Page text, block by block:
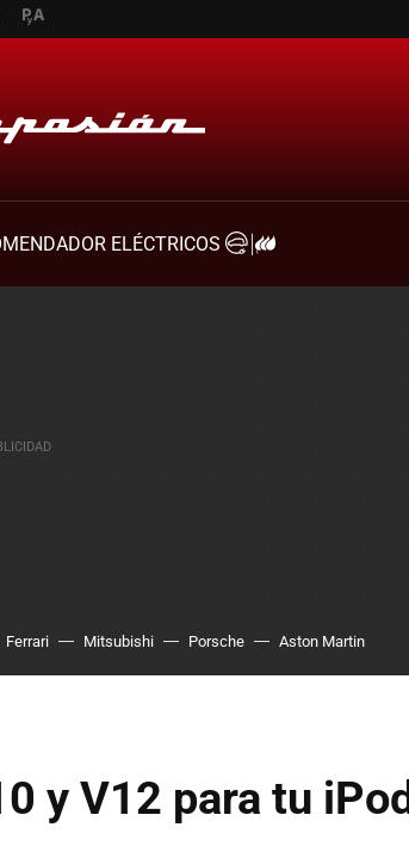
ELÉCTRICOS
Ferrari Mitsubishi Porsche Aston Martin
y V12 para tu iPod